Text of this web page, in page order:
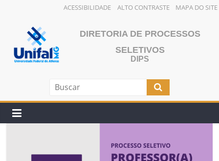
ACESSIBILIDADE ALTO CONTRASTE MAPA DO SITE
conteúdo
DIRETORIA DE PROCESSOS
SELETIVOS
DIPS